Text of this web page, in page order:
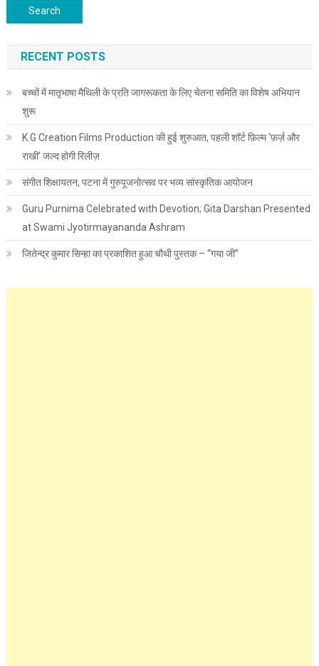
RECENT POSTS
बच्चों में मातृभाषा मैथिली के प्रति जागरूकता के लिए चेतना समिति का विशेष अभियान
शुरू
K.G Creation Films Production की हुई शुरुआत, पहली शॉर्ट फ़िल्म ‘फ़र्ज़ और
राखी’ जल्द होगी रिलीज़
संगीत शिक्षायतन, पटना में गुरुपूजनोत्सव पर भव्य सांस्कृतिक आयोजन
Guru Purnima Celebrated with Devotion; Gita Darshan Presented
at Swami Jyotirmayananda Ashram
जितेन्द्र कुमार सिन्हा का प्रकाशित हुआ चौथी पुस्तक – “गया जी”